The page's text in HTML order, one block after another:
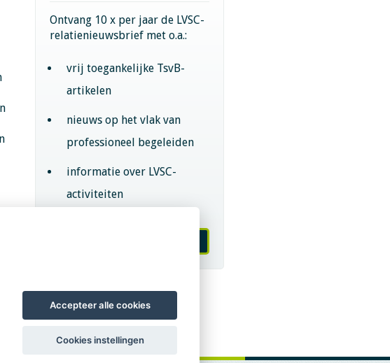
Ontvang 10 x per jaar de LVSC-
relatienieuwsbrief met o.a.:
vrij toegankelijke TsvB-
artikelen
nieuws op het vlak van
professioneel begeleiden
informatie over LVSC-
activiteiten
Accepteer alle cookies
Cookies instellingen